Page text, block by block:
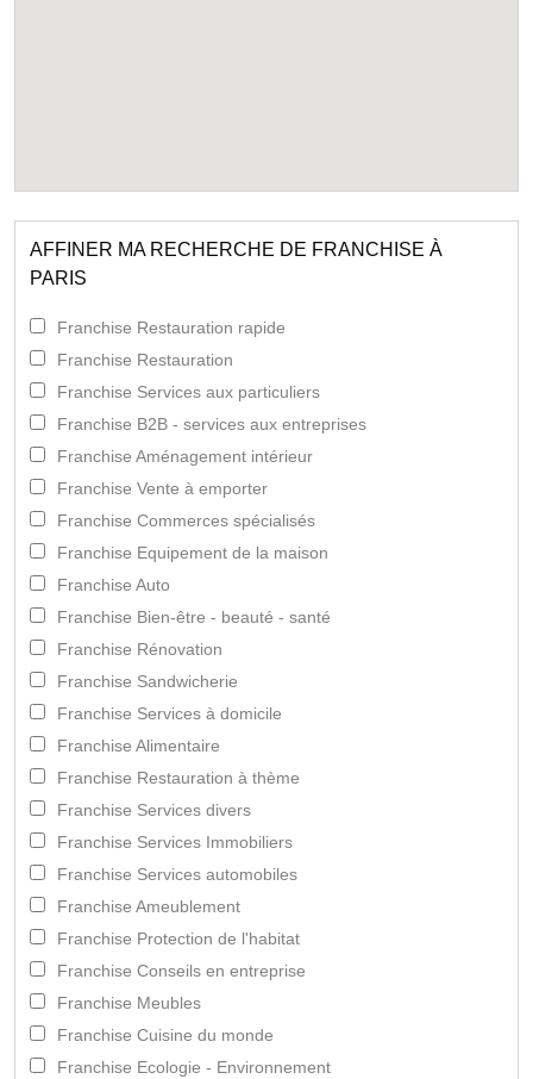
AFFINER MA RECHERCHE DE FRANCHISE À
PARIS
Franchise Restauration rapide
Franchise Restauration
Franchise Services aux particuliers
Franchise B2B - services aux entreprises
Franchise Aménagement intérieur
Franchise Vente à emporter
Franchise Commerces spécialisés
Franchise Equipement de la maison
Franchise Auto
Franchise Bien-être - beauté - santé
Franchise Rénovation
Franchise Sandwicherie
Franchise Services à domicile
Franchise Alimentaire
Franchise Restauration à thème
Franchise Services divers
Franchise Services Immobiliers
Franchise Services automobiles
Franchise Ameublement
Franchise Protection de l'habitat
Franchise Conseils en entreprise
Franchise Meubles
Franchise Cuisine du monde
Franchise Ecologie - Environnement